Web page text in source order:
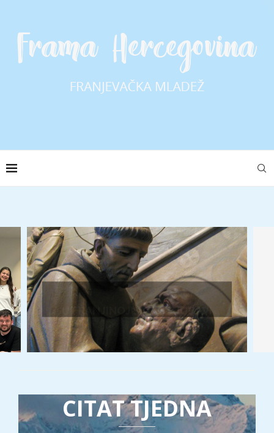
U FRANJINOJ ŠKOLI LJUBAVI
CITAT TJEDNA